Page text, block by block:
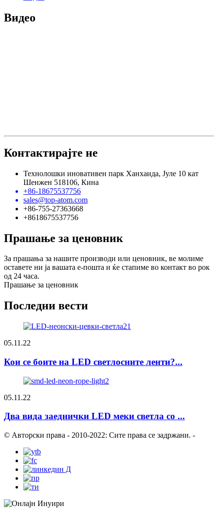
Видео
Контактирајте не
Технолошки иновативен парк Ханхаида, Јуле 10 кат
Шенжен 518106, Кина
+86-18675537756
sales@top-atom.com
+86-755-27363668
+8618675537756
Прашање за ценовник
За прашања за нашите производи или ценовник, ве молиме
оставете ни ја вашата е-пошта и ќе стапиме во контакт во рок
од 24 часа.
Прашање за ценовник
Последни вести
05.11.22
Кои се боите на LED светлосните ленти?...
05.11.22
Два вида заеднички LED меки светла со ...
© Авторски права - 2010-2022: Сите права се задржани. -